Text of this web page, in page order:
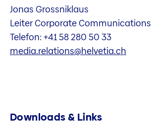
Jonas Grossniklaus
Leiter Corporate Communications
Telefon: +41 58 280 50 33
media.relations@helvetia.ch
Downloads & Links